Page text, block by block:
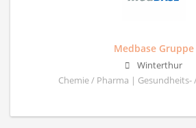
Medbase Gruppe
Winterthur
Chemie / Pharma | Gesundheits-